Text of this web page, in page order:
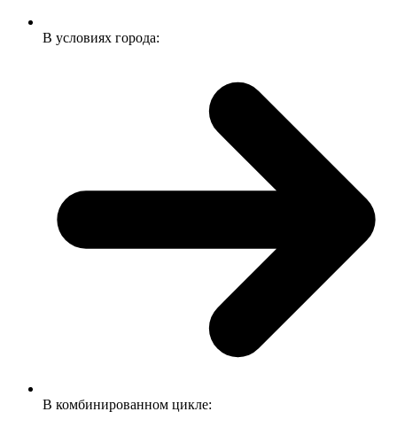
В условиях города:
В комбинированном цикле: